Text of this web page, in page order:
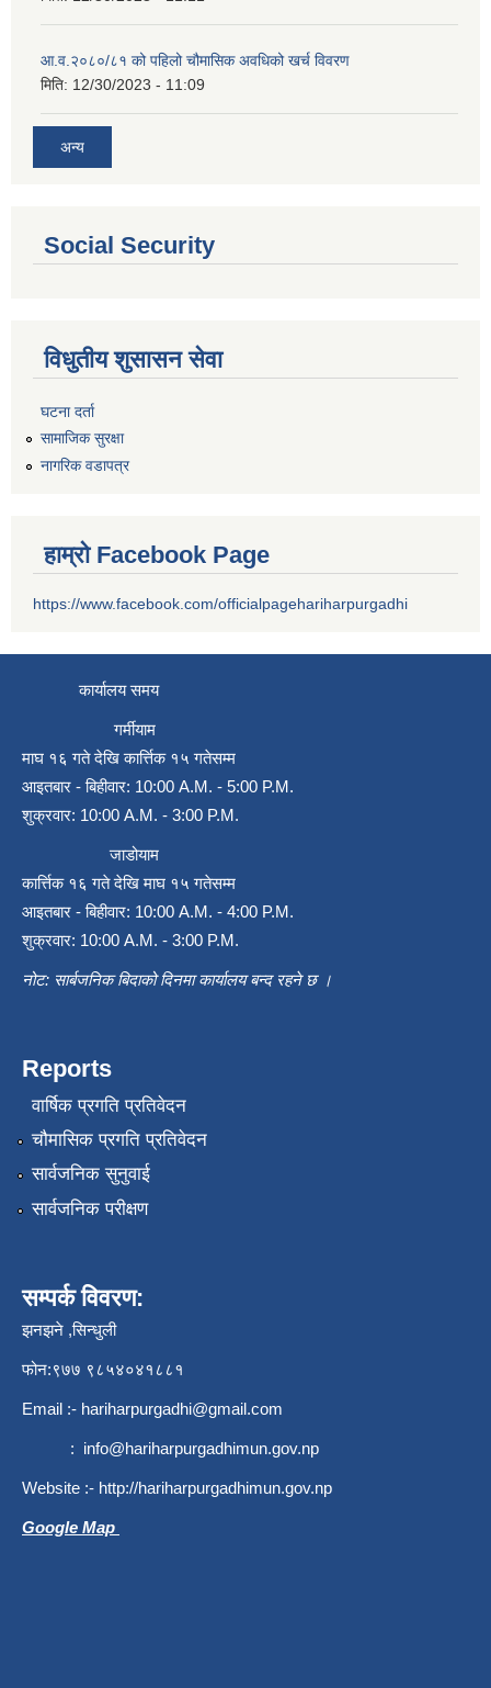
आ.व.२०८०/८१ को पहिलो चौमासिक अवधिको खर्च विवरण
मिति: 12/30/2023 - 11:09
अन्य
Social Security
विधुतीय शुसासन सेवा
घटना दर्ता
सामाजिक सुरक्षा
नागरिक वडापत्र
हाम्रो Facebook Page
https://www.facebook.com/officialpagehariharpurgadhi
कार्यालय समय
गर्मीयाम
माघ १६ गते देखि कार्त्तिक १५ गतेसम्म
आइतबार - बिहीवार: 10:00 A.M. - 5:00 P.M.
शुक्रवार: 10:00 A.M. - 3:00 P.M.
जाडोयाम
कार्त्तिक १६ गते देखि माघ १५ गतेसम्म
आइतबार - बिहीवार: 10:00 A.M. - 4:00 P.M.
शुक्रवार: 10:00 A.M. - 3:00 P.M.
नोट: सार्बजनिक बिदाको दिनमा कार्यालय बन्द रहने छ ।
Reports
वार्षिक प्रगति प्रतिवेदन
चौमासिक प्रगति प्रतिवेदन
सार्वजनिक सुनुवाई
सार्वजनिक परीक्षण
सम्पर्क विवरण:
झनझने ,सिन्धुली
फोन:९७७ ९८५४०४१८८१
Email :- hariharpurgadhi@gmail.com
: info@hariharpurgadhimun.gov.np
Website :- http://hariharpurgadhimun.gov.np
Google Map